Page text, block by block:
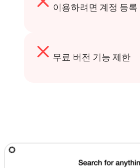
이용하려면 계정 등록
무료 버전 기능 제한